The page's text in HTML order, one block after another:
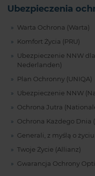
Ubezpieczenia
Warta Ochrona (Warta)
Komfort Życia (PRU)
Ubezpieczenie NNW
Nederlanden)
Plan Ochronny (UNIQA)
Ubezpieczenie NNW
Ochrona Jutra
Ochrona Każdego Dnia
Generali, z myślą o
Twoje Życie (Allianz)
Gwarancja Ochrony